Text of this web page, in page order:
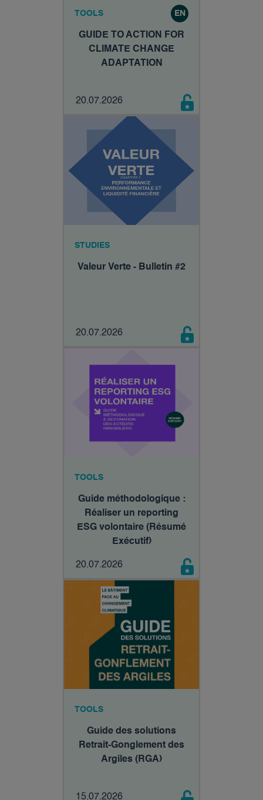
TOOLS EN
GUIDE TO ACTION FOR
CLIMATE CHANGE
ADAPTATION
20.07.2026
STUDIES
Valeur Verte - Bulletin #2
20.07.2026
TOOLS
Guide méthodologique :
Réaliser un reporting
ESG volontaire (Résumé
Exécutif)
20.07.2026
TOOLS
Guide des solutions
Retrait-Gonglement des
Argiles (RGA)
15.07.2026